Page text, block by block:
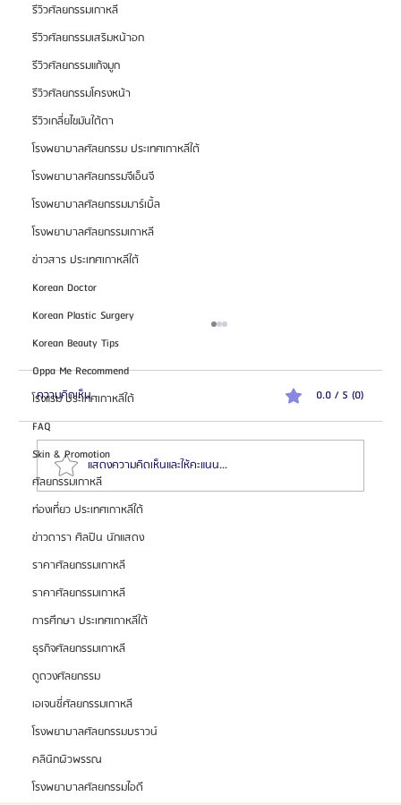
รีวิวศัลยกรรมเกาหลี
รีวิวศัลยกรรมเสริมหน้าอก
รีวิวศัลยกรรมแก้จมูก
รีวิวศัลยกรรมโครงหน้า
รีวิวเกลี่ยไขมันใต้ตา
โรงพยาบาลศัลยกรรม ประเทศเกาหลีใต้
โรงพยาบาลศัลยกรรมจีเอ็นจี
โรงพยาบาลศัลยกรรมมาร์เบิ้ล
โรงพยาบาลศัลยกรรมเกาหลี
ข่าวสาร ประเทศเกาหลีใต้
Korean Doctor
Korean Plastic Surgery
Korean Beauty Tips
Oppa Me Recommend
โรงแรม ประเทศเกาหลีใต้
FAQ
Skin & Promotion
ศัลยกรรมเกาหลี
ท่องเที่ยว ประเทศเกาหลีใต้
ข่าวดารา ศิลปิน นักแสดง
ราคาศัลยกรรมเกาหลี
ราคาศัลยกรรมเกาหลี
การศึกษา ประเทศเกาหลีใต้
ธุรกิจศัลยกรรมเกาหลี
ดูดวงศัลยกรรม
เอเจนซี่ศัลยกรรมเกาหลี
โรงพยาบาลศัลยกรรมบราวน์
คลินิกผิวพรรณ
โรงพยาบาลศัลยกรรมไอดี
เจาะลึกประวัติ ดร.จี ซึงรยอล (Dr.Ji Seung-ryeol)
ศัลยแพทย์จมูก "คิวทอง" แห่งเกาหลีใต้ที่สายความงาม
ความคิดเห็น 0.0 / 5 (0)
แสดงความคิดเห็นและให้คะแนน...